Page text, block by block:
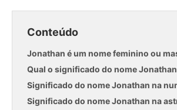
Conteúdo
Jonathan é um nome feminino ou
Qual o significado do nome
Significado do nome Jonathan na
Significado do nome Jonathan na